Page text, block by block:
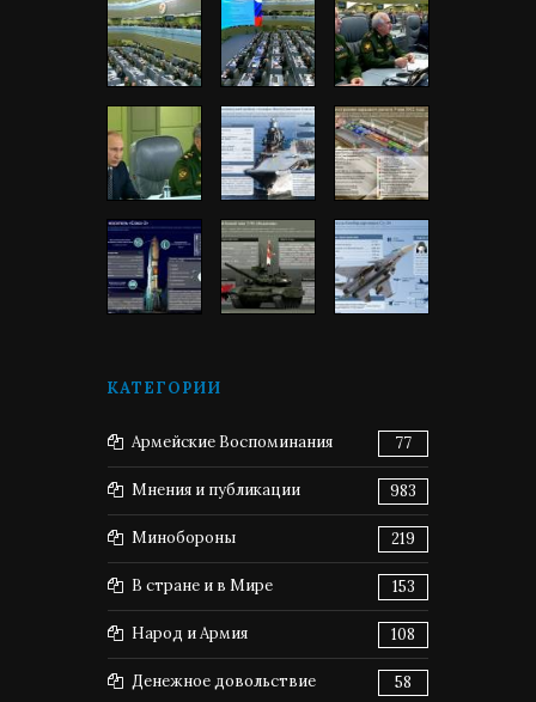
КАТЕГОРИИ
Армейские Воспоминания 77
Мнения и публикации 983
Минобороны 219
В стране и в Мире 153
Народ и Армия 108
Денежное довольствие 58